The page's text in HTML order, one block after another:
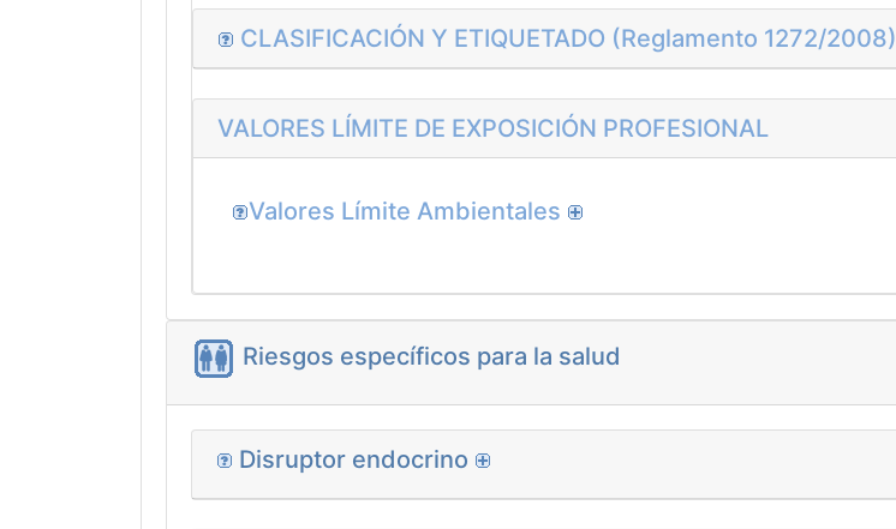
CLASIFICACIÓN Y ETIQUETADO (Reglamento 1272/2008)
VALORES LÍMITE DE EXPOSICIÓN PROFESIONAL
Valores Límite Ambientales
Riesgos específicos para la salud
Disruptor endocrino